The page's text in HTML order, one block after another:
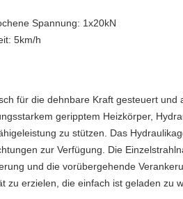
Spannung: 1x20kN
5km/h
für die dehnbare Kraft gesteuert
geripptem Heizkörper,
zu stützen. Das
zur Verfügung. Die
und die vorübergehende
zu erzielen, die einfach ist geladen zu